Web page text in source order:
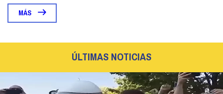
MÁS
ÚLTIMAS NOTICIAS